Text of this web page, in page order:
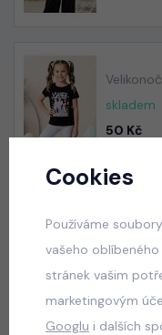
skladem
50 Kč
Nebeská
skladem
165 Kč
Cookies
Používáme
vašeho
stránek vašim
marketingovým
Googlu i dalších